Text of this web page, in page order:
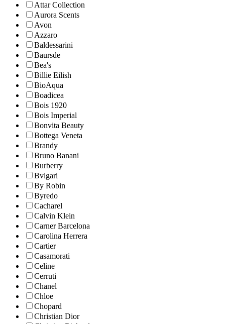
Attar Collection
Aurora Scents
Avon
Azzaro
Baldessarini
Baursde
Bea's
Billie Eilish
BioAqua
Boadicea
Bois 1920
Bois Imperial
Bonvita Beauty
Bottega Veneta
Brandy
Bruno Banani
Burberry
Bvlgari
By Robin
Byredo
Cacharel
Calvin Klein
Carner Barcelona
Carolina Herrera
Cartier
Casamorati
Celine
Cerruti
Chanel
Chloe
Chopard
Christian Dior